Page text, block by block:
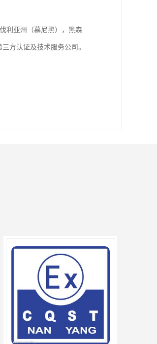
利亚州（慕尼黑），黑森
方认证及技术服务公司。